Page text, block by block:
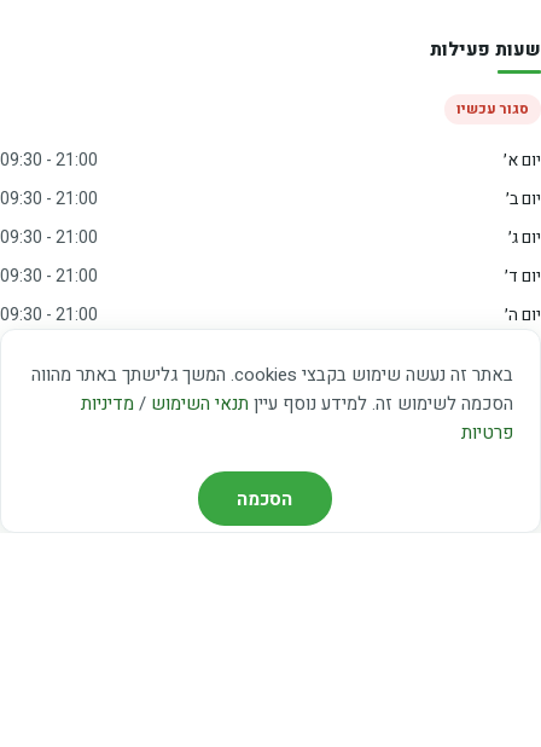
באתר זה נעשה שימוש בקבצי cookies. המשך גלישתך באתר מהווה
הסכמה לשימוש זה. למידע נוסף עיין תנאי השימוש / מדיניות
פרטיות
הסכמה
שעות פעילות
סגור עכשיו
יום א׳
09:30 - 21:00
יום ב׳
09:30 - 21:00
יום ג׳
09:30 - 21:00
יום ד׳
09:30 - 21:00
יום ה׳
09:30 - 21:00